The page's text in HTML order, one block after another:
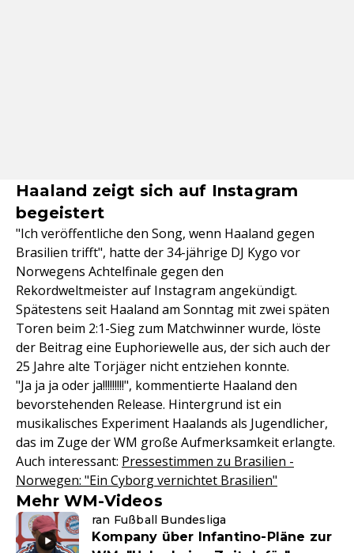
Haaland zeigt sich auf Instagram
begeistert
"Ich veröffentliche den Song, wenn Haaland gegen
Brasilien trifft", hatte der 34-jährige DJ Kygo vor
Norwegens Achtelfinale gegen den
Rekordweltmeister auf Instagram angekündigt.
Spätestens seit Haaland am Sonntag mit zwei späten
Toren beim 2:1-Sieg zum Matchwinner wurde, löste
der Beitrag eine Euphoriewelle aus, der sich auch der
25 Jahre alte Torjäger nicht entziehen konnte.
"Ja ja ja oder ja!!!!!!!!!", kommentierte Haaland den
bevorstehenden Release. Hintergrund ist ein
musikalisches Experiment Haalands als Jugendlicher,
das im Zuge der WM große Aufmerksamkeit erlangte.
Auch interessant: Pressestimmen zu Brasilien -
Norwegen: "Ein Cyborg vernichtet Brasilien"
Mehr WM-Videos
ran Fußball Bundesliga
Kompany über Infantino-Pläne zur